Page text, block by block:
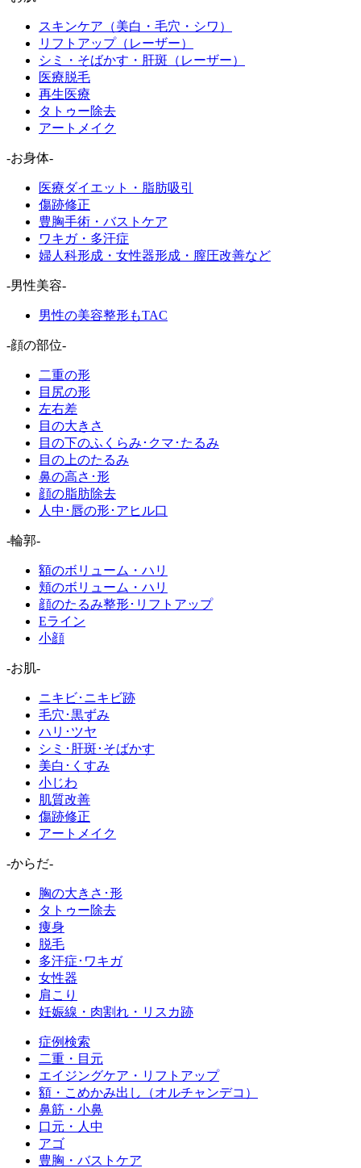
スキンケア（美白・毛穴・シワ）
リフトアップ（レーザー）
シミ・そばかす・肝斑（レーザー）
医療脱毛
再生医療
タトゥー除去
アートメイク
-お身体-
医療ダイエット・脂肪吸引
傷跡修正
豊胸手術・バストケア
ワキガ・多汗症
婦人科形成・女性器形成・膣圧改善など
-男性美容-
男性の美容整形もTAC
-顔の部位-
二重の形
目尻の形
左右差
目の大きさ
目の下のふくらみ･クマ･たるみ
目の上のたるみ
鼻の高さ･形
顔の脂肪除去
人中･唇の形･アヒル口
-輪郭-
額のボリューム・ハリ
頬のボリューム・ハリ
顔のたるみ整形･リフトアップ
Eライン
小顔
-お肌-
ニキビ･ニキビ跡
毛穴･黒ずみ
ハリ･ツヤ
シミ･肝斑･そばかす
美白･くすみ
小じわ
肌質改善
傷跡修正
アートメイク
-からだ-
胸の大きさ･形
タトゥー除去
痩身
脱毛
多汗症･ワキガ
女性器
肩こり
妊娠線・肉割れ・リスカ跡
症例検索
二重・目元
エイジングケア・リフトアップ
額・こめかみ出し（オルチャンデコ）
鼻筋・小鼻
口元・人中
アゴ
豊胸・バストケア